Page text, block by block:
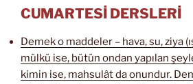
CUMARTESİ DERSLERİ
Demek o maddeler – hava, su, ziya
mülkü ise, bütün ondan yapılan
kimin ise, mahsulât da onundur.